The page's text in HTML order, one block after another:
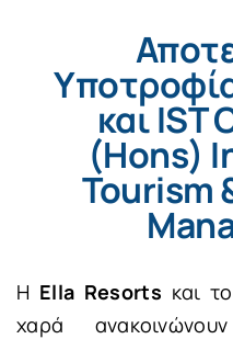
και IST
(Hons)
Tourism
Η Ella Resorts και το
χαρά